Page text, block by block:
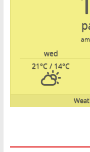
wed
21°C / 14°C